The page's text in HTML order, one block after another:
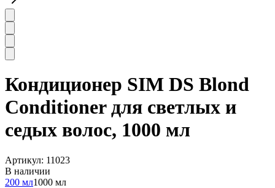
Кондиционер SIM DS Blond
Conditioner для светлых и
седых волос, 1000 мл
Артикул: 11023
В наличии
200 мл1000 мл